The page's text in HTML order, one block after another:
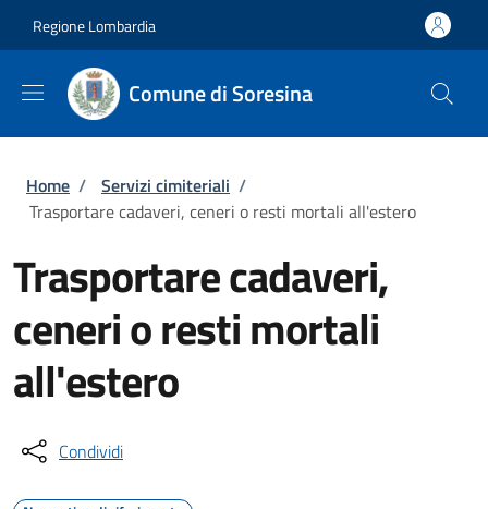
Regione Lombardia
Comune di Soresina
Briciole di pane
Home / Servizi cimiteriali /
Trasportare cadaveri, ceneri o resti mortali all'estero
Trasportare cadaveri,
ceneri o resti mortali
all'estero
Condividi